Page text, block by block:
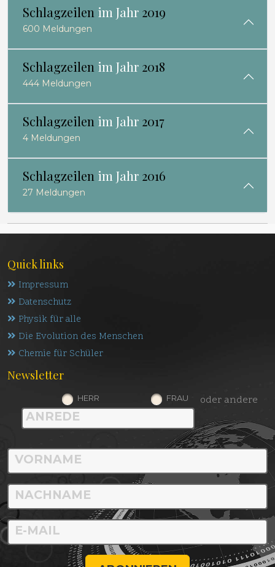
Schlagzeilen im Jahr 2019
600 Meldungen
Schlagzeilen im Jahr 2018
444 Meldungen
Schlagzeilen im Jahr 2017
4 Meldungen
Schlagzeilen im Jahr 2016
27 Meldungen
Quick links
Impressum
Datenschutz
Physik für alle
Die Evolution des Menschen
Chemie für Schüler
Newsletter
HERR FRAU oder andere